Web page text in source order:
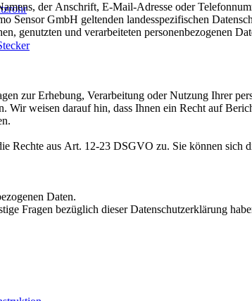
der Anschrift, E-Mail-Adresse oder
GmbH geltenden landesspezifischen
genutzten und verarbeiteten personenbezogenen
zur Erhebung, Verarbeitung oder Nutzung Ihrer
weisen darauf hin, dass Ihnen ein Recht auf
Rechte aus Art. 12-23 DSGVO zu. Sie können sich
Daten.
Fragen bezüglich dieser Datenschutzerklärung